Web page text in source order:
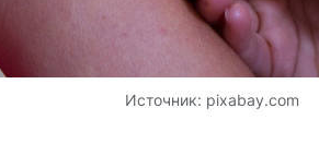
Источник: pixabay.com